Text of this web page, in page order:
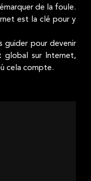
de la foule.
est la clé pour y
guider pour devenir
global sur Internet,
cela compte.